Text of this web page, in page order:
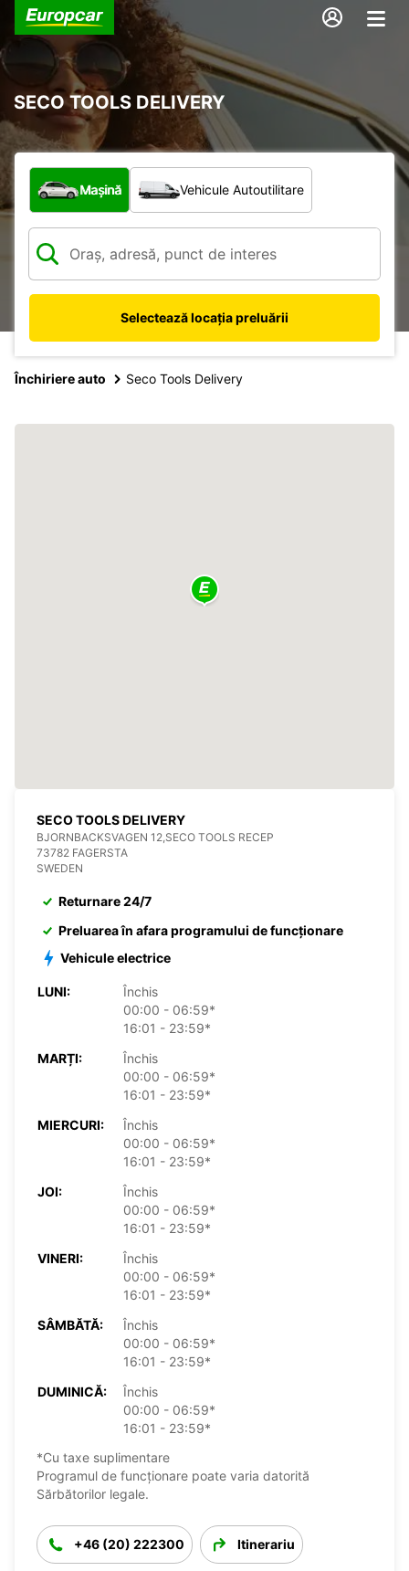
SECO TOOLS DELIVERY
Ce tip de vehicul?
Mașină Vehicule Autoutilitare
Selectează locația preluării
Închiriere auto Seco Tools Delivery
SECO TOOLS DELIVERY
BJORNBACKSVAGEN 12,SECO TOOLS RECEP
73782 FAGERSTA
SWEDEN
Returnare 24/7
Preluarea în afara programului de funcționare
Vehicule electrice
LUNI:
Închis
00:00 - 06:59*
16:01 - 23:59*
MARȚI:
Închis
00:00 - 06:59*
16:01 - 23:59*
MIERCURI:
Închis
00:00 - 06:59*
16:01 - 23:59*
JOI:
Închis
00:00 - 06:59*
16:01 - 23:59*
VINERI:
Închis
00:00 - 06:59*
16:01 - 23:59*
SÂMBĂTĂ:
Închis
00:00 - 06:59*
16:01 - 23:59*
DUMINICĂ:
Închis
00:00 - 06:59*
16:01 - 23:59*
*Cu taxe suplimentare
Programul de funcționare poate varia datorită
Sărbătorilor legale.
+46 (20) 222300 Itinerariu